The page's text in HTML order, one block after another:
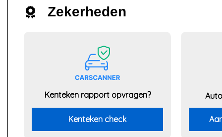
Zekerheden
Kenteken rapport opvragen?
Kenteken check